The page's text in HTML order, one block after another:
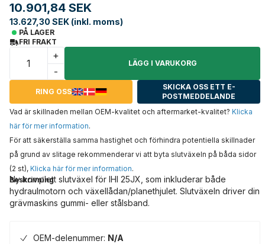
10.901,84 SEK
13.627,30 SEK (inkl. moms)
PÅ LAGER
FRI FRAKT
+
-
LÄGG I VARUKORG
RING OSS
SKICKA OSS ETT E-
POSTMEDDELANDE
Vad är skillnaden mellan OEM-kvalitet och aftermarket-kvalitet? Klicka
här för mer information.
För att säkerställa samma hastighet och förhindra potentiella skillnader
på grund av slitage rekommenderar vi att byta slutväxeln på båda sidor
(2 st), Klicka här för mer information.
Beskrivning
Ny komplett slutväxel för IHI 25JX, som inkluderar både
hydraulmotorn och växellådan/planethjulet. Slutväxeln driver din
grävmaskins gummi- eller stålsband.
OEM-delenummer: N/A